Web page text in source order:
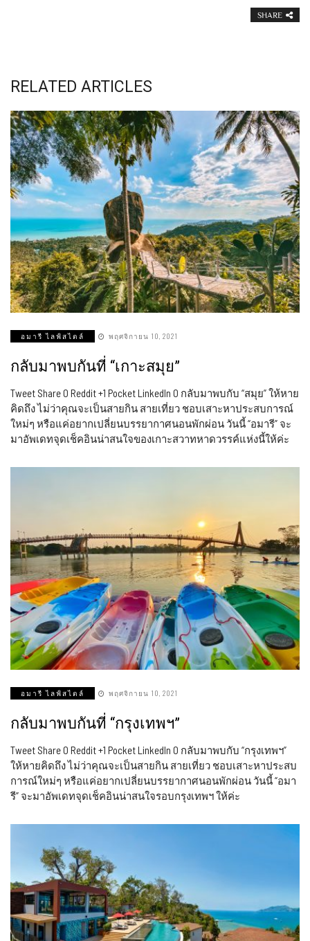
SHARE
RELATED ARTICLES
อมารี ไลฟ์สไตล์ พฤศจิกายน 10, 2021
กลับมาพบกันที่ “เกาะสมุย”
Tweet Share 0 Reddit +1 Pocket LinkedIn 0 กลับมาพบกับ “สมุย” ให้หาย
คิดถึง ไม่ว่าคุณจะเป็นสายกิน สายเที่ยว ชอบเสาะหาประสบการณ์
ใหม่ๆ หรือแค่อยากเปลี่ยนบรรยากาศนอนพักผ่อน วันนี้ “อมารี” จะ
มาอัพเดทจุดเช็คอินน่าสนใจของเกาะสวาทหาดวรรค์แห่งนี้ให้ค่ะ
อมารี ไลฟ์สไตล์ พฤศจิกายน 10, 2021
กลับมาพบกันที่ “กรุงเทพฯ”
Tweet Share 0 Reddit +1 Pocket LinkedIn 0 กลับมาพบกับ “กรุงเทพฯ”
ให้หายคิดถึง ไม่ว่าคุณจะเป็นสายกิน สายเที่ยว ชอบเสาะหาประสบ
การณ์ใหม่ๆ หรือแค่อยากเปลี่ยนบรรยากาศนอนพักผ่อน วันนี้ “อมา
รี” จะมาอัพเดทจุดเช็คอินน่าสนใจรอบกรุงเทพฯ ให้ค่ะ